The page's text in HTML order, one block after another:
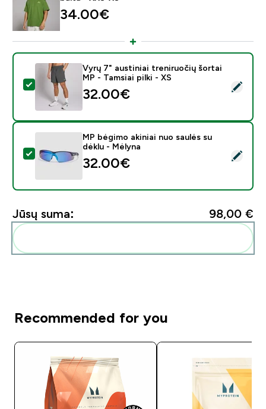
34.00€‎
Pasirinkti šį produktą - Vyrų 7" austiniai treniruočių
Vyrų 7" austiniai treniruočių šortai
MP - Tamsiai pilki - XS
32.00€‎
Pasirinkti šį produktą - MP bėgimo akiniai nuo saulės
MP bėgimo akiniai nuo saulės su
dėklu - Mėlyna
32.00€‎
Jūsų suma: 98,00 €‎
Recommended for you